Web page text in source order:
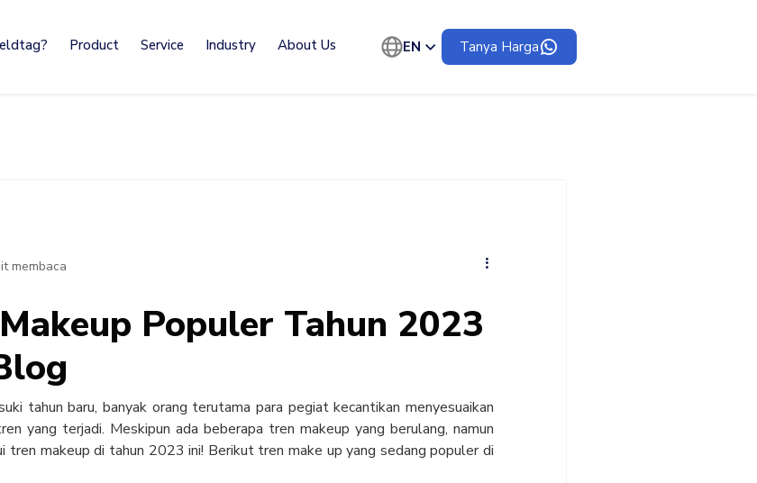
Product Service Industry About Us EN Tanya Harga
membaca
Populer Tahun 2023
tahun baru, banyak orang terutama para pegiat kecantikan menyesuaikan
yang terjadi. Meskipun ada beberapa tren makeup yang berulang, namun
tren makeup di tahun 2023 ini! Berikut tren make up yang sedang populer di